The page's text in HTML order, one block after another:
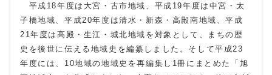
平成18年度は大宮・古市地域、平成19年度は中宮・太
子橋地域、平成20年度は清水・新森・高殿南地域、平成
21年度は高殿・生江・城北地域を対象として、まちの歴
史を後世に伝える地域史を編纂しました。そして平成23
年度には、10地域の地域史を再編集し1冊にまとめた「旭